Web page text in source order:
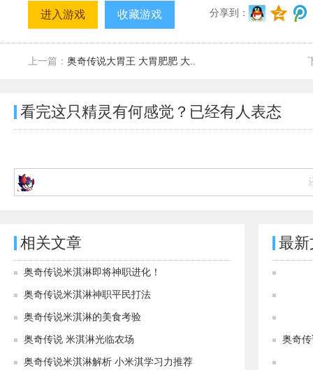
进入游戏 收藏游戏 分享到：
上一篇： 奥奇传说大胃王 大胃肥肥 大..
看完这只精灵有何感觉？已经有人表态
相关文章
奥奇传说米淇淋即将神职进化！
奥奇传说米淇淋神职平民打法
奥奇传说米淇淋的美食考验
奥奇传说 米淇淋光临农场
奥奇传说米淇淋解析 小米淇学习力推荐
最
奥奇